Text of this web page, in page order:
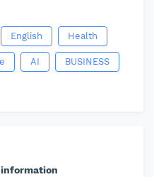
English Health
AI BUSINESS
information